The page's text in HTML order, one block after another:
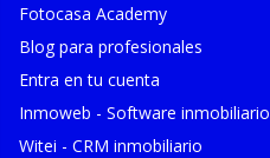
Fotocasa Academy
Blog para profesionales
Entra en tu cuenta
Inmoweb - Software inmobiliario
Witei - CRM inmobiliario